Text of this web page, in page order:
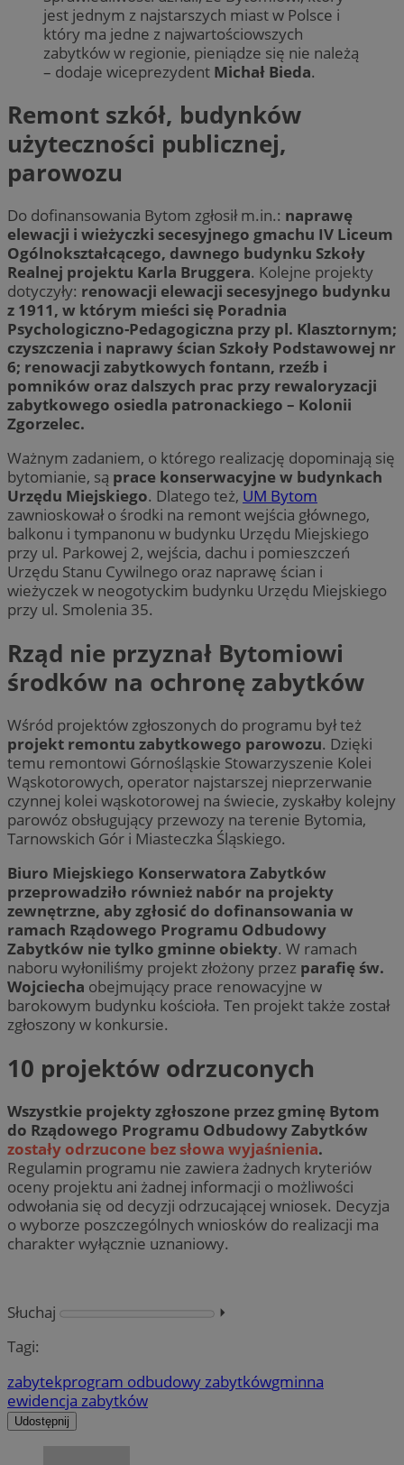
jest jednym z najstarszych miast w Polsce i
który ma jedne z najwartościowszych
zabytków w regionie, pieniądze się nie należą
– dodaje wiceprezydent Michał Bieda.
Remont szkół, budynków
użyteczności publicznej,
parowozu
Do dofinansowania Bytom zgłosił m.in.: naprawę
elewacji i wieżyczki secesyjnego gmachu IV Liceum
Ogólnokształcącego, dawnego budynku Szkoły
Realnej projektu Karla Bruggera. Kolejne projekty
dotyczyły: renowacji elewacji secesyjnego budynku
z 1911, w którym mieści się Poradnia
Psychologiczno-Pedagogiczna przy pl. Klasztornym;
czyszczenia i naprawy ścian Szkoły Podstawowej nr
6; renowacji zabytkowych fontann, rzeźb i
pomników oraz dalszych prac przy rewaloryzacji
zabytkowego osiedla patronackiego – Kolonii
Zgorzelec.
Ważnym zadaniem, o którego realizację dopominają się
bytomianie, są prace konserwacyjne w budynkach
Urzędu Miejskiego. Dlatego też, UM Bytom
zawnioskował o środki na remont wejścia głównego,
balkonu i tympanonu w budynku Urzędu Miejskiego
przy ul. Parkowej 2, wejścia, dachu i pomieszczeń
Urzędu Stanu Cywilnego oraz naprawę ścian i
wieżyczek w neogotyckim budynku Urzędu Miejskiego
przy ul. Smolenia 35.
Rząd nie przyznał Bytomiowi
środków na ochronę zabytków
Wśród projektów zgłoszonych do programu był też
projekt remontu zabytkowego parowozu. Dzięki
temu remontowi Górnośląskie Stowarzyszenie Kolei
Wąskotorowych, operator najstarszej nieprzerwanie
czynnej kolei wąskotorowej na świecie, zyskałby kolejny
parowóz obsługujący przewozy na terenie Bytomia,
Tarnowskich Gór i Miasteczka Śląskiego.
Biuro Miejskiego Konserwatora Zabytków
przeprowadziło również nabór na projekty
zewnętrzne, aby zgłosić do dofinansowania w
ramach Rządowego Programu Odbudowy
Zabytków nie tylko gminne obiekty. W ramach
naboru wyłoniliśmy projekt złożony przez parafię św.
Wojciecha obejmujący prace renowacyjne w
barokowym budynku kościoła. Ten projekt także został
zgłoszony w konkursie.
10 projektów odrzuconych
Wszystkie projekty zgłoszone przez gminę Bytom
do Rządowego Programu Odbudowy Zabytków
zostały odrzucone bez słowa wyjaśnienia.
Regulamin programu nie zawiera żadnych kryteriów
oceny projektu ani żadnej informacji o możliwości
odwołania się od decyzji odrzucającej wniosek. Decyzja
o wyborze poszczególnych wniosków do realizacji ma
charakter wyłącznie uznaniowy.
Słuchaj
⏵︎
Tagi:
zabytekprogram odbudowy zabytkówgminna
ewidencja zabytków
Udostępnij